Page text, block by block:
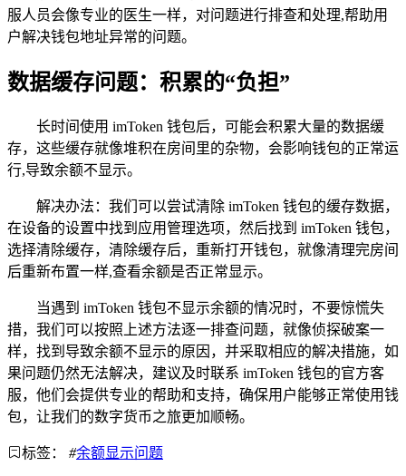
服人员会像专业的医生一样，对问题进行排查和处理,帮助用
户解决钱包地址异常的问题。
数据缓存问题：积累的“负担”
长时间使用 imToken 钱包后，可能会积累大量的数据缓
存，这些缓存就像堆积在房间里的杂物，会影响钱包的正常运
行,导致余额不显示。
解决办法：我们可以尝试清除 imToken 钱包的缓存数据，
在设备的设置中找到应用管理选项，然后找到 imToken 钱包，
选择清除缓存，清除缓存后，重新打开钱包，就像清理完房间
后重新布置一样,查看余额是否正常显示。
当遇到 imToken 钱包不显示余额的情况时，不要惊慌失
措，我们可以按照上述方法逐一排查问题，就像侦探破案一
样，找到导致余额不显示的原因，并采取相应的解决措施，如
果问题仍然无法解决，建议及时联系 imToken 钱包的官方客
服，他们会提供专业的帮助和支持，确保用户能够正常使用钱
包，让我们的数字货币之旅更加顺畅。
标签： #余额显示问题